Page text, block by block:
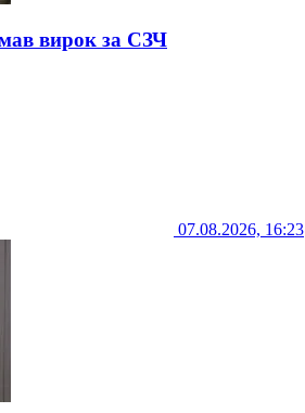
вирок за СЗЧ
07.08.2026, 16:23